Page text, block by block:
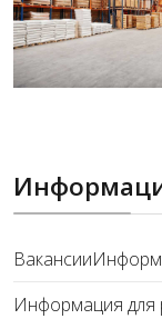
Вакансии
Информация для